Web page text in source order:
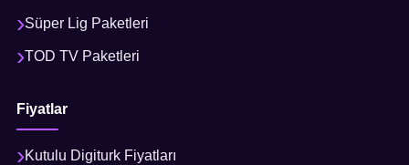
Süper Lig Paketleri
TOD TV Paketleri
Fiyatlar
Kutulu Digiturk Fiyatları